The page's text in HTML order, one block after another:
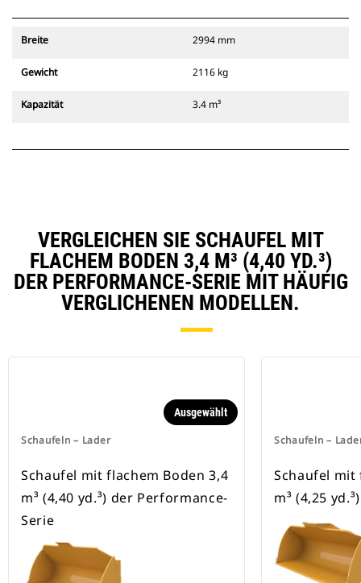
Breite 2994 mm
Gewicht 2116 kg
Kapazität 3.4 m³
VERGLEICHEN SIE SCHAUFEL MIT
FLACHEM BODEN 3,4 M³ (4,40 YD.³)
DER PERFORMANCE-SERIE MIT HÄUFIG
VERGLICHENEN MODELLEN.
Schaufeln – Lader
Ausgewählt
Schaufel mit flachem Boden 3,4
m³ (4,40 yd.³) der Performance-
Serie
Schaufeln –
Schaufel mit
m³ (4,25 yd.³)